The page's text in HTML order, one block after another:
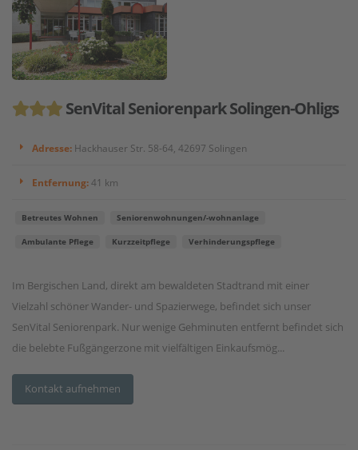
SenVital Seniorenpark Solingen-Ohligs
Adresse: Hackhauser Str. 58-64, 42697 Solingen
Entfernung:41 km
Betreutes Wohnen Seniorenwohnungen/-wohnanlage
Ambulante Pflege Kurzzeitpflege Verhinderungspflege
Im Bergischen Land, direkt am bewaldeten Stadtrand mit einer
Vielzahl schöner Wander- und Spazierwege, befindet sich unser
SenVital Seniorenpark. Nur wenige Gehminuten entfernt befindet sich
die belebte Fußgängerzone mit vielfältigen Einkaufsmög...
Kontakt aufnehmen